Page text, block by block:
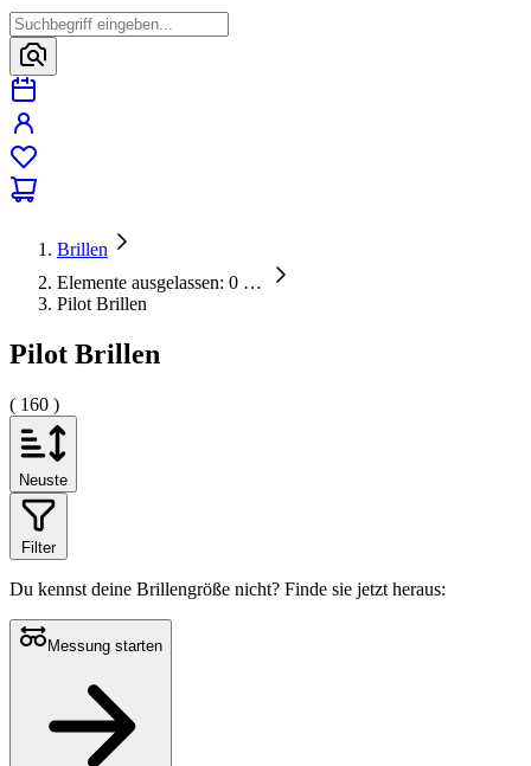
Brillen
Elemente ausgelassen: 0 …
Pilot Brillen
Pilot Brillen
( 160 )
Neuste
Filter
Du kennst deine Brillengröße nicht? Finde sie jetzt heraus:
Messung starten